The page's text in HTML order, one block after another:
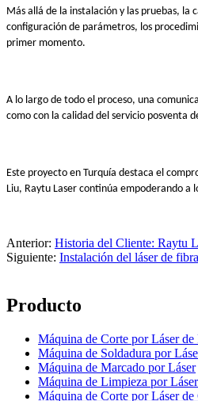
Más allá de la instalación y las pruebas,
configuración de parámetros, los
primer momento.
A lo largo de todo el proceso, una
como con la calidad del servicio posventa
Este proyecto en Turquía destaca el
Liu, Raytu Laser continúa empoderando
Anterior: Historia del Cliente: Raytu
Siguiente: Instalación del láser de
Producto
Máquina de Corte por Láser de
Máquina de Soldadura por
Máquina de Marcado por Láser
Máquina de Limpieza por
Máquina de Corte por Láser de